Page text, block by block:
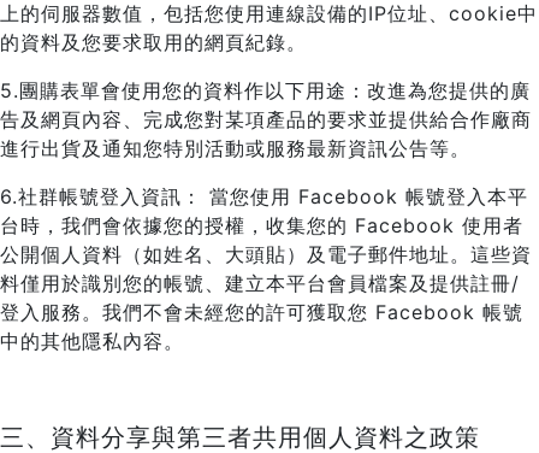
上的伺服器數值，包括您使用連線設備的IP位址、cookie中
的資料及您要求取用的網頁紀錄。
5.團購表單會使用您的資料作以下用途：改進為您提供的廣
告及網頁內容、完成您對某項產品的要求並提供給合作廠商
進行出貨及通知您特別活動或服務最新資訊公告等。
6.社群帳號登入資訊： 當您使用 Facebook 帳號登入本平
台時，我們會依據您的授權，收集您的 Facebook 使用者
公開個人資料（如姓名、大頭貼）及電子郵件地址。這些資
料僅用於識別您的帳號、建立本平台會員檔案及提供註冊/
登入服務。我們不會未經您的許可獲取您 Facebook 帳號
中的其他隱私內容。
三、資料分享與第三者共用個人資料之政策